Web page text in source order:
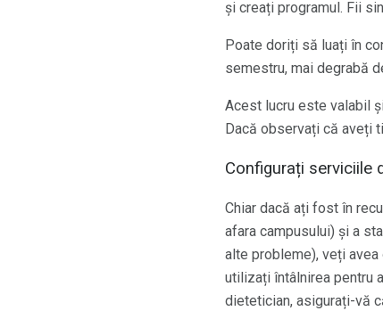
și creați programul. Fii
Poate doriți să luați în
semestru, mai degrabă
Acest lucru este valabil
Dacă observați că aveți
Configurați serviciile
Chiar dacă ați fost în
afara campusului) și a
alte probleme), veți
utilizați întâlnirea pentru
dietetician, asigurați-vă